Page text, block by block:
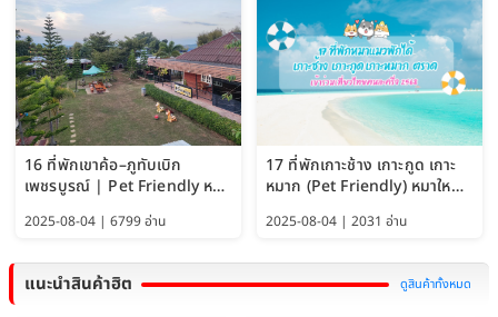
16 ที่พักเขาค้อ–ภูทับเบิก
เพชรบูรณ์ | Pet Friendly หมา
ใหญ่พักได้ อัพเดท 2569
2025-08-04 | 6799 อ่าน
17 ที่พักเกาะช้าง เกาะกูด เกาะ
หมาก (Pet Friendly) หมาใหญ่
พักได้ อัปเดต 2569
2025-08-04 | 2031 อ่าน
แนะนำสินค้าฮิต ดูสินค้าทั้งหมด